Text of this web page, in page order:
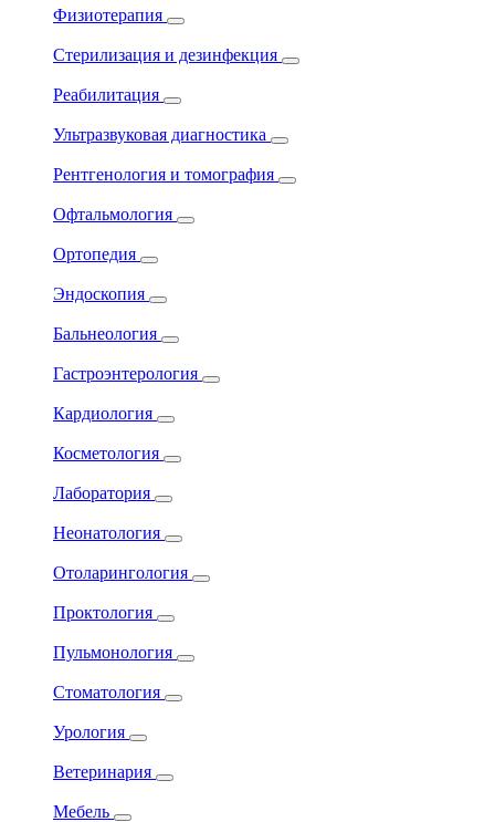
Физиотерапия
Стерилизация и дезинфекция
Реабилитация
Ультразвуковая диагностика
Рентгенология и томография
Офтальмология
Ортопедия
Эндоскопия
Бальнеология
Гастроэнтерология
Кардиология
Косметология
Лаборатория
Неонатология
Отоларингология
Проктология
Пульмонология
Стоматология
Урология
Ветеринария
Мебель